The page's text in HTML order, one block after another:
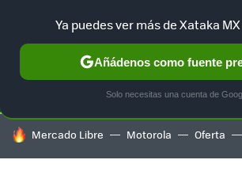
SELECCIÓN GAMING HOME AUTO
HOY SE HABLA DE
Mercado Libre Motorola Oferta
Ya puedes ver más de Xataka
Añádenos como fuente
Solo necesitas una cuenta de